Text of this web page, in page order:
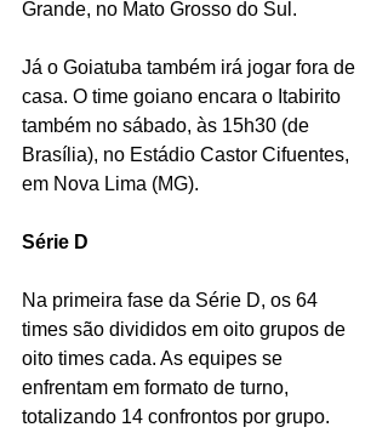
Grande, no Mato Grosso do Sul.
Já o Goiatuba também irá jogar fora de
casa. O time goiano encara o Itabirito
também no sábado, às 15h30 (de
Brasília), no Estádio Castor Cifuentes,
em Nova Lima (MG).
Série D
Na primeira fase da Série D, os 64
times são divididos em oito grupos de
oito times cada. As equipes se
enfrentam em formato de turno,
totalizando 14 confrontos por grupo.